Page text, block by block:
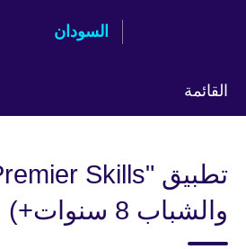
السودان
القائمة
والشباب 8 سنوات+)